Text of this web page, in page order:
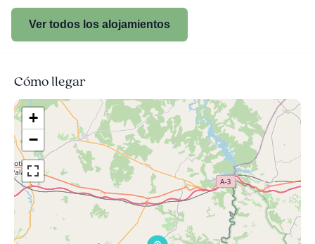
Ver todos los alojamientos
Cómo llegar
+
−